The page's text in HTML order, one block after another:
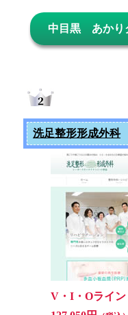
中目黒 あかり
洗足整形形成外科
V・I・Oライ